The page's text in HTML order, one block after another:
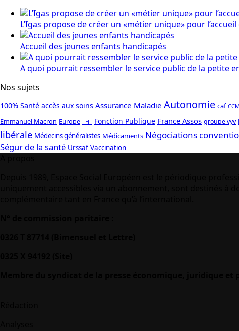
L’Igas propose de créer un «métier unique» pour
Accueil des jeunes enfants handicapés
A quoi pourrait ressembler le service public de la petite
Nos sujets
100% Santé accès aux soins Assurance Maladie Autonomie caf
Emmanuel Macron Europe FHF Fonction Publique France Assos groupe vyv
libérale Médecins généralistes Médicaments Négociations
Ségur de la santé Urssaf Vaccination